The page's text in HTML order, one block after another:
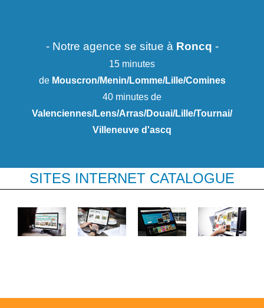
- Notre agence se situe à Roncq -
15 minutes
de Mouscron/Menin/Lomme/Lille/Comines
40 minutes de
Valenciennes/Lens/Arras/Douai/Lille/Tournai/
Villeneuve d'ascq
SITES INTERNET CATALOGUE